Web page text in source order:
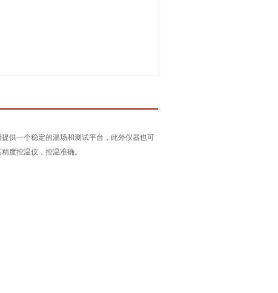
供一个稳定的温场和测试平台，此外仪器也可
度控温仪，控温准确。